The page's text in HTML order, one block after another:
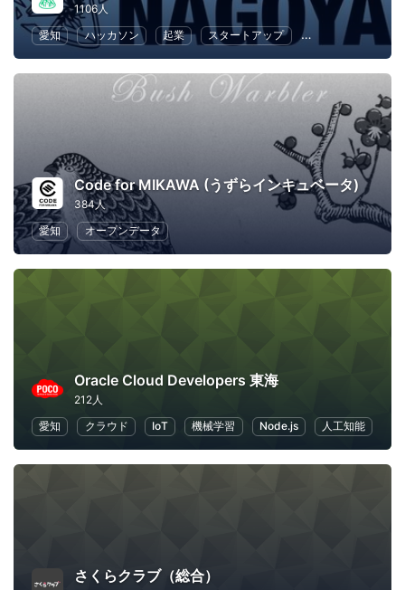
1106人
愛知
ハッカソン 起業 スタートアップ マーケティング
Code for MIKAWA (うずらインキュベータ)
384人
愛知
オープンデータ
Oracle Cloud Developers 東海
212人
愛知
クラウド IoT 機械学習 Node.js 人工知能
さくらクラブ（総合）